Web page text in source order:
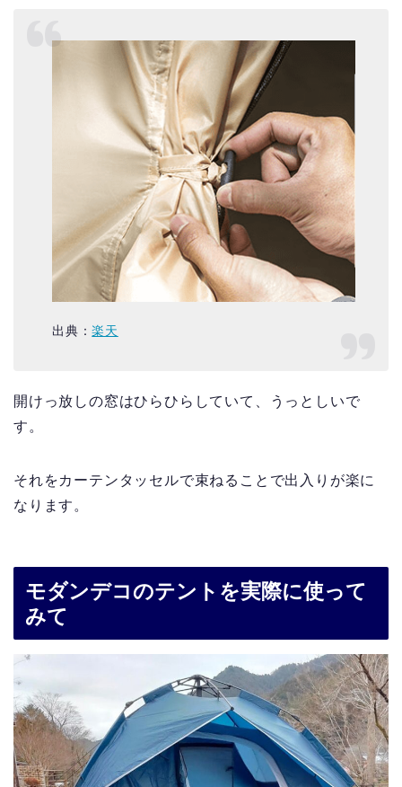
出典：楽天
開けっ放しの窓はひらひらしていて、うっとしいで
す。
それをカーテンタッセルで束ねることで出入りが楽に
なります。
モダンデコのテントを実際に使って
みて